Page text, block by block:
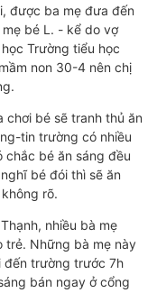
được ba mẹ đưa đến
bé L. - kể do vợ
Trường tiểu học
non 30-4 nên chị
chơi bé sẽ tranh thủ ăn
tin trường có nhiều
chắc bé ăn sáng đều
bé đói thì sẽ ăn
rõ.
nhiều bà mẹ
trẻ. Những bà mẹ này
đến trường trước 7h
bán ngay ở cổng